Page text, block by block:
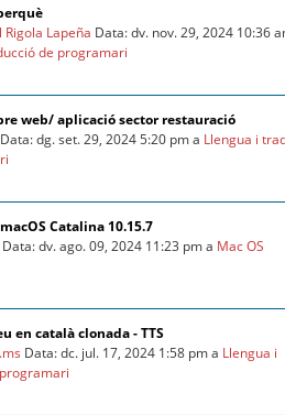
Rigola Lapeña Data: dv. nov. 29, 2024 10:36
de programari
web/ aplicació sector restauració
Data: dg. set. 29, 2024 5:20 pm a Llengua i
Catalina 10.15.7
Data: dv. ago. 09, 2024 11:23 pm a Mac OS
en català clonada - TTS
Data: dc. jul. 17, 2024 1:58 pm a Llengua i